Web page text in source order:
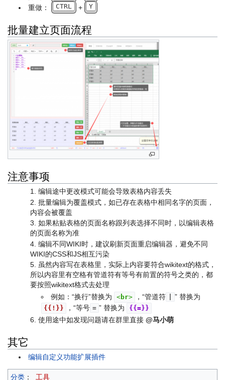
重做： CTRL + Y
批量建立页面流程
注意事项
编辑途中更改模式可能会导致表格内容丢失
批量编辑为覆盖模式，如已存在表格中相同名字的页面，
内容会被覆盖
如果粘贴表格的页面名称跟列表选择不同时，以编辑表格
的页面名称为准
编辑不同WIKI时，建议刷新页面重启编辑器，避免不同
WIKI的CSS和JS相互污染
虽然内容写在表格里，实际上内容要符合wikitext的格式，
所以内容里有空格有管道符有等号有前置的符号之类的，都
要按照wikitext格式去处理
例如：“换行”替换为
<br> ，“管道符 ” 替换为
{{ ! }} ，“等号 = ” 替换为 {{=}}
使用途中如发现问题请在群里直接 @马小萌
其它
编辑自定义功能扩展插件
分类 ： 工具